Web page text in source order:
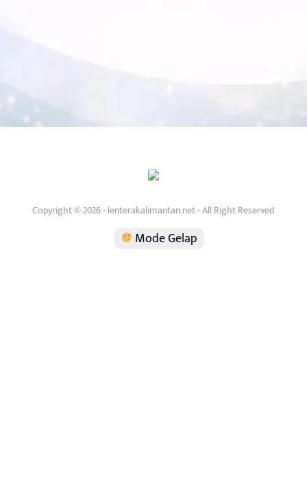
Copyright © 2026 - lenterakalimantan.net - All Right Reserved
Mode Gelap